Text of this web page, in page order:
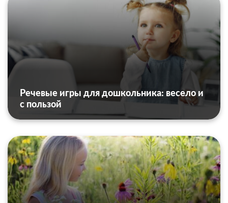
Речевые игры для дошкольника: весело и
с пользой